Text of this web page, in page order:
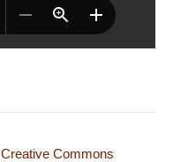
Creative Commons